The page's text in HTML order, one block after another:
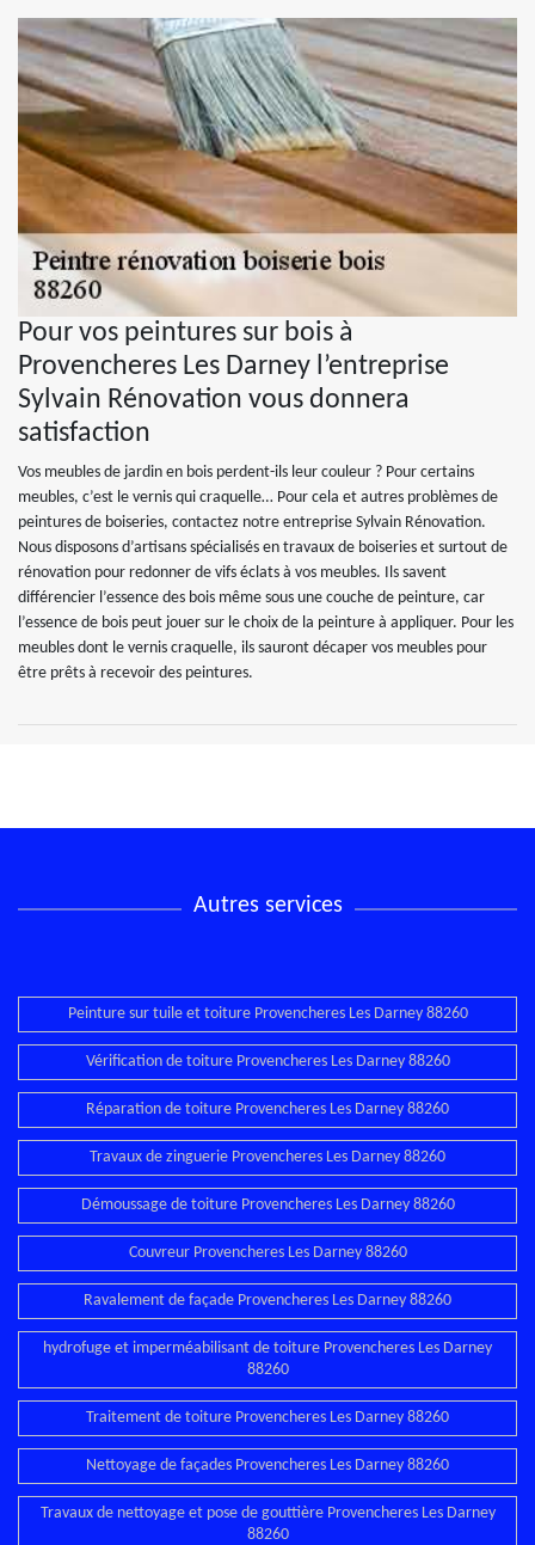
Pour vos peintures sur bois à
Provencheres Les Darney l’entreprise
Sylvain Rénovation vous donnera
satisfaction
Vos meubles de jardin en bois perdent-ils leur couleur ? Pour certains
meubles, c’est le vernis qui craquelle… Pour cela et autres problèmes de
peintures de boiseries, contactez notre entreprise Sylvain Rénovation.
Nous disposons d’artisans spécialisés en travaux de boiseries et surtout de
rénovation pour redonner de vifs éclats à vos meubles. Ils savent
différencier l’essence des bois même sous une couche de peinture, car
l’essence de bois peut jouer sur le choix de la peinture à appliquer. Pour les
meubles dont le vernis craquelle, ils sauront décaper vos meubles pour
être prêts à recevoir des peintures.
Autres services
Peinture sur tuile et toiture Provencheres Les Darney 88260
Vérification de toiture Provencheres Les Darney 88260
Réparation de toiture Provencheres Les Darney 88260
Travaux de zinguerie Provencheres Les Darney 88260
Démoussage de toiture Provencheres Les Darney 88260
Couvreur Provencheres Les Darney 88260
Ravalement de façade Provencheres Les Darney 88260
hydrofuge et imperméabilisant de toiture Provencheres Les Darney
88260
Traitement de toiture Provencheres Les Darney 88260
Nettoyage de façades Provencheres Les Darney 88260
Travaux de nettoyage et pose de gouttière Provencheres Les Darney
88260